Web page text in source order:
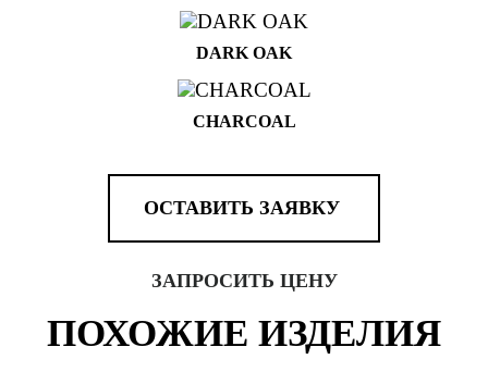
DARK OAK
CHARCOAL
ОСТАВИТЬ ЗАЯВКУ
ЗАПРОСИТЬ ЦЕНУ
ПОХОЖИЕ ИЗДЕЛИЯ